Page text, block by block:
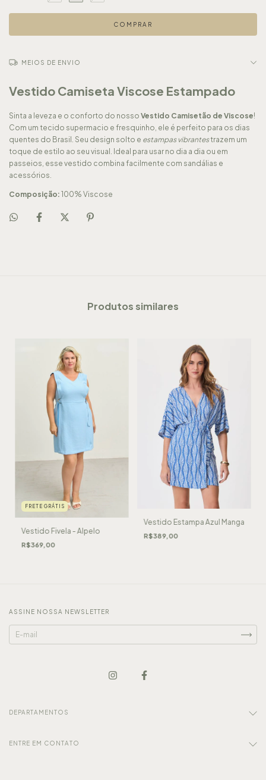
MEIOS DE ENVIO
Vestido Camiseta Viscose Estampado
Sinta a leveza e o conforto do nosso Vestido Camisetão de Viscose!
Com um tecido supermacio e fresquinho, ele é perfeito para os dias
quentes do Brasil. Seu design solto e estampas vibrantestrazem um
toque de estilo ao seu visual. Ideal para usar no dia a dia ou em
passeios, esse vestido combina facilmente com sandálias e
acessórios.
Composição: 100% Viscose
Produtos similares
FRETE GRÁTIS
Vestido Fivela - Alpelo
R$369,00
Vestido Estampa Azul Manga
R$389,00
ASSINE NOSSA NEWSLETTER
DEPARTAMENTOS
ENTRE EM CONTATO